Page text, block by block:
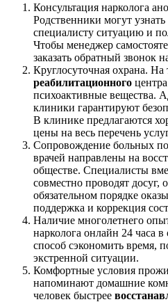
Консультация нарколога
Родственники могут
специалисту ситуацию и
Чтобы менеджер
заказать обратный звонок
Круглосуточная охрана.
реабилитационного
психоактивные вещества.
клиники гарантируют
В клинике предлагаются
цены на весь перечень
Сопровождение больных
врачей направлены на
обществе. Специалисты
совместно проводят
обязательном порядке
поддержка и коррекция
Наличие многолетнего
нарколога онлайн 24 часа
способ сэкономить время,
экстренной ситуации.
Комфортные условия
напоминают домашние
человек быстрее